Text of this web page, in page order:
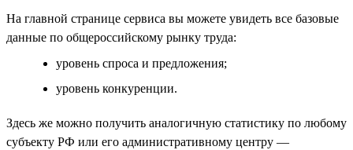
На главной странице сервиса вы можете увидеть все базовые
данные по общероссийскому рынку труда:
уровень спроса и предложения;
уровень конкуренции.
Здесь же можно получить аналогичную статистику по любому
субъекту РФ или его административному центру —